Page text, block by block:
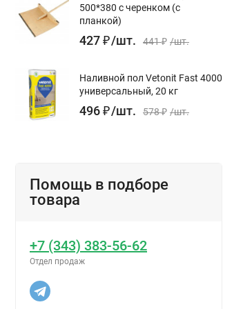
500*380 с черенком (с
планкой)
427₽/шт. 441₽ /шт.
Наливной пол Vetonit Fast 4000
универсальный, 20 кг
496₽/шт. 578₽ /шт.
Помощь в подборе
товара
+7 (343) 383-56-62
Отдел продаж